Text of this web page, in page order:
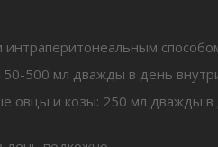
500 мл дважды в день
овцы и козы: 250 мл дважды